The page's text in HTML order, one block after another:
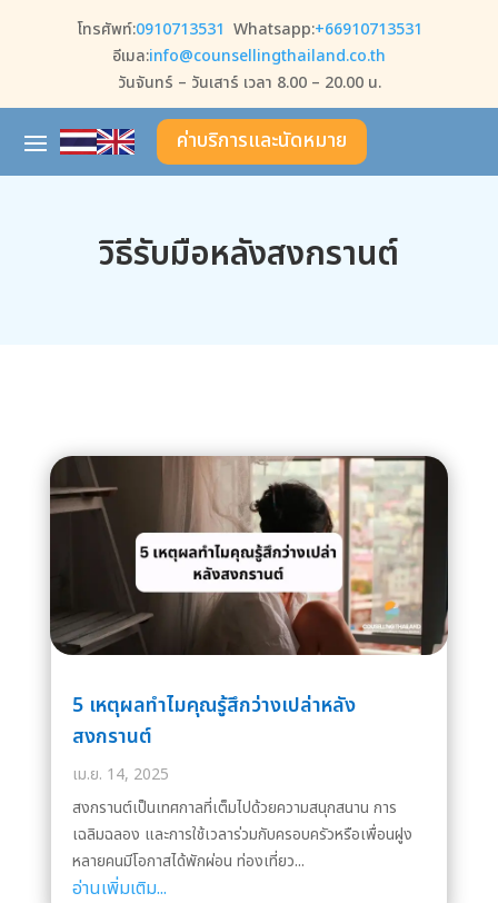
โทรศัพท์:0910713531 Whatsapp:+66910713531
อีเมล:info@counsellingthailand.co.th
วันจันทร์ – วันเสาร์ เวลา 8.00 – 20.00 น.
ค่าบริการและนัดหมาย
วิธีรับมือหลังสงกรานต์
5 เหตุผลทำไมคุณรู้สึกว่างเปล่าหลัง
สงกรานต์
เม.ย. 14, 2025
สงกรานต์เป็นเทศกาลที่เต็มไปด้วยความสนุกสนาน การ
เฉลิมฉลอง และการใช้เวลาร่วมกับครอบครัวหรือเพื่อนฝูง
หลายคนมีโอกาสได้พักผ่อน ท่องเที่ยว...
อ่านเพิ่มเติม...